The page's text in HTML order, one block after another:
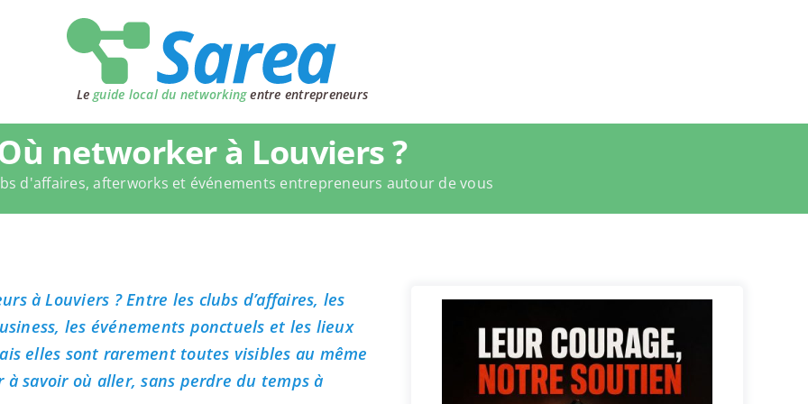
Le guide local du networkingentre entrepreneurs
networker à Louviers ?
d'affaires, afterworks et événements entrepreneurs autour de vous
à Louviers ? Entre les clubs d’affaires, les
les événements ponctuels et les lieux
elles sont rarement toutes visibles au même
savoir où aller, sans perdre du temps à